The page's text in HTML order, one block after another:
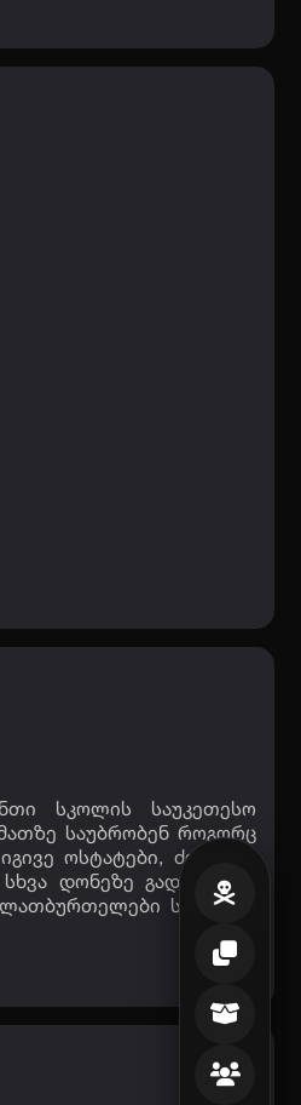
სკოლის საუკეთესო
საუბრობენ როგორც
ოსტატები, ძლიერი,
დონეზე გადასვლას,
საშუალო